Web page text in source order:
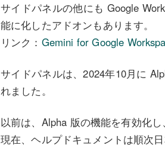
サイドパネルの他にも Google
能に化したアドオンもあります。
リンク： Gemini for Google
サイドパネルは、2024年10月に
れました。
以前は、Alpha 版の機能を有効化
現在、ヘルプドキュメントは順次日